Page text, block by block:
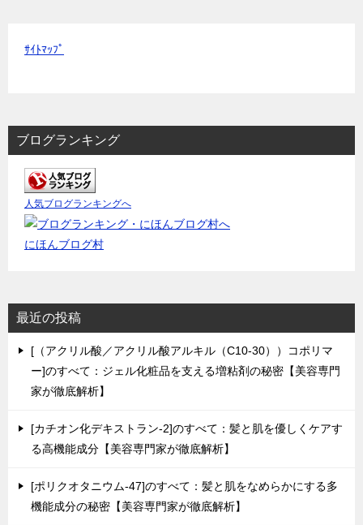
ｻｲﾄﾏｯﾌﾟ
ブログランキング
人気ブログランキングへ
にほんブログ村
最近の投稿
[（アクリル酸／アクリル酸アルキル（C10-30））コポリマ
ー]のすべて：ジェル化粧品を支える増粘剤の秘密【美容専門
家が徹底解析】
[カチオン化デキストラン-2]のすべて：髪と肌を優しくケアす
る高機能成分【美容専門家が徹底解析】
[ポリクオタニウム-47]のすべて：髪と肌をなめらかにする多
機能成分の秘密【美容専門家が徹底解析】